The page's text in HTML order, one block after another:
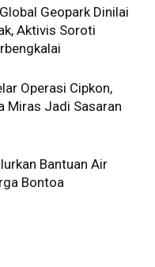
Geopark Dinilai
Aktivis Soroti
Operasi Cipkon,
Miras Jadi Sasaran
Bantuan Air
Bontoa